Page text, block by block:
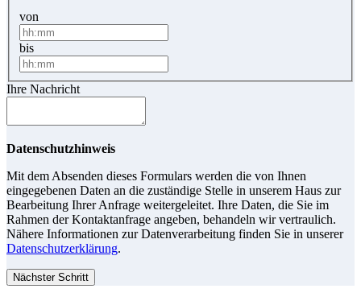
von
bis
Ihre Nachricht
Datenschutzhinweis
Mit dem Absenden dieses Formulars werden die von Ihnen
eingegebenen Daten an die zuständige Stelle in unserem Haus zur
Bearbeitung Ihrer Anfrage weitergeleitet. Ihre Daten, die Sie im
Rahmen der Kontaktanfrage angeben, behandeln wir vertraulich.
Nähere Informationen zur Datenverarbeitung finden Sie in unserer
Datenschutzerklärung.
Nächster Schritt